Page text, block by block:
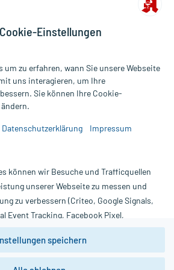
ggf. zzgl. Versandkosten
Website werden ausschließlich für
durch einen Arzt. Bitte
können. | Diese Webseite benutzt
Sie bitte dazu die wichtigen Hinweise in
Für den Widerruf einer Bestellung
Einstellungen
um zu erfahren, wann Sie unsere Webseite
uns interagieren, um Ihre
Sie können Ihre Cookie-
Datenschutzerklärung Impressum
können wir Besuche und Trafficquellen
unserer Webseite zu messen und
zu verbessern (Criteo, Google Signals,
Event Tracking, Facebook Pixel,
hin, dass die
speichern